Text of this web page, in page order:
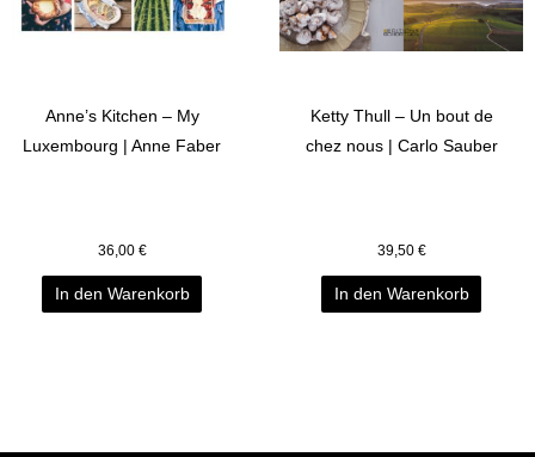
Anne’s Kitchen – My
Luxembourg | Anne Faber
36,00 €
In den Warenkorb
Ketty Thull – Un bout de
chez nous | Carlo Sauber
39,50 €
In den Warenkorb